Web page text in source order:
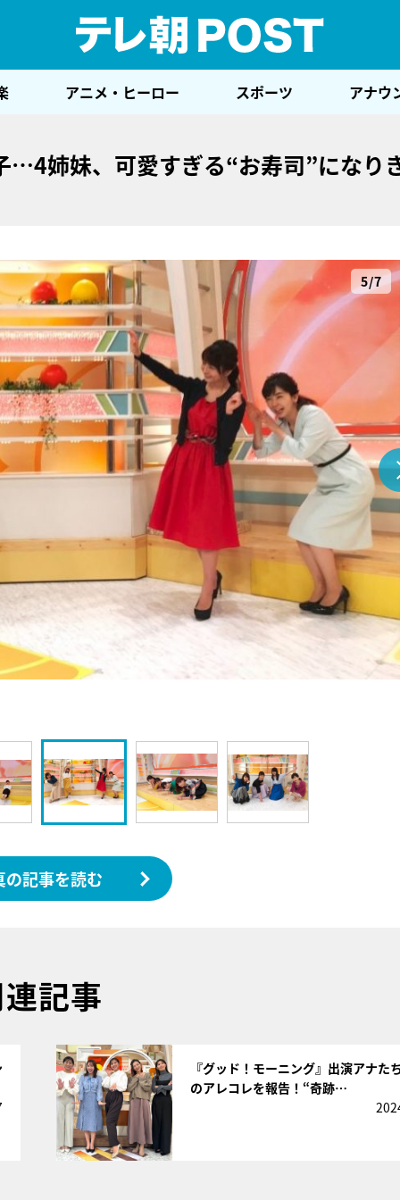
アニメ・ヒーロー スポーツ アナウ
姉妹、可愛すぎる“お寿司”になり
5/7
の記事を読む
記事
『グッド！モーニング』出演アナた
のアレコレを報告！“奇跡…
『アイ＝ラブ！げーみん
E齋藤樹愛羅＆佐々木舞
ビュー